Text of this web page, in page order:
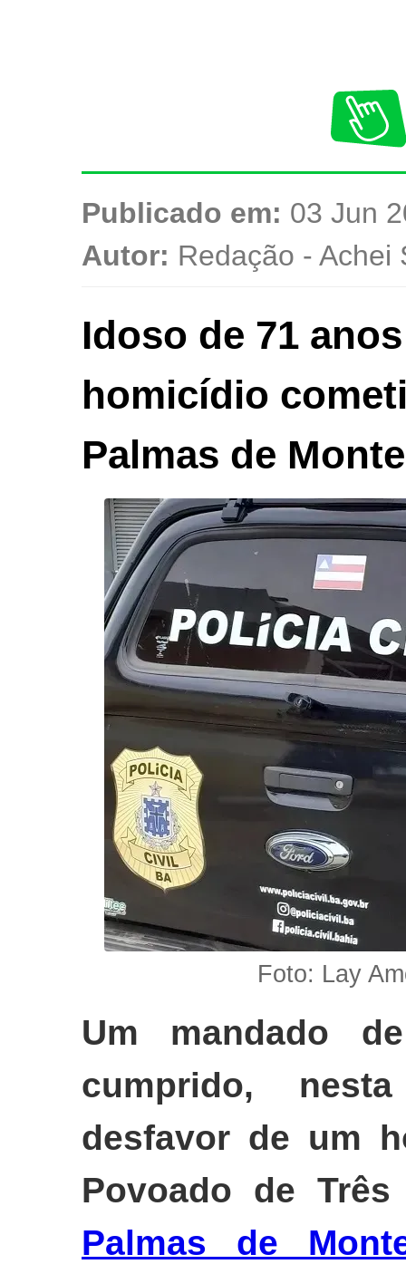
Publicado em: 03 Jun
Autor: Redação - Achei
Idoso de 71
homicídio
Palmas de
Foto: Lay
Um mandado
cumprido,
desfavor de um
Povoado de
Palmas de